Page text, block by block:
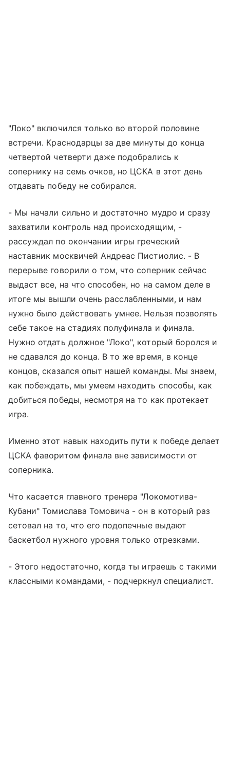
"Локо" включился только во второй половине
встречи. Краснодарцы за две минуты до конца
четвертой четверти даже подобрались к
сопернику на семь очков, но ЦСКА в этот день
отдавать победу не собирался.
- Мы начали сильно и достаточно мудро и сразу
захватили контроль над происходящим, -
рассуждал по окончании игры греческий
наставник москвичей Андреас Пистиолис. - В
перерыве говорили о том, что соперник сейчас
выдаст все, на что способен, но на самом деле в
итоге мы вышли очень расслабленными, и нам
нужно было действовать умнее. Нельзя позволять
себе такое на стадиях полуфинала и финала.
Нужно отдать должное "Локо", который боролся и
не сдавался до конца. В то же время, в конце
концов, сказался опыт нашей команды. Мы знаем,
как побеждать, мы умеем находить способы, как
добиться победы, несмотря на то как протекает
игра.
Именно этот навык находить пути к победе делает
ЦСКА фаворитом финала вне зависимости от
соперника.
Что касается главного тренера "Локомотива-
Кубани" Томислава Томовича - он в который раз
сетовал на то, что его подопечные выдают
баскетбол нужного уровня только отрезками.
- Этого недостаточно, когда ты играешь с такими
классными командами, - подчеркнул специалист.